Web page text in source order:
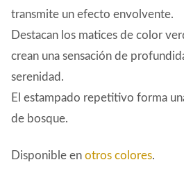
transmite un efecto envolvente.
Destacan los matices de color
crean una sensación de
serenidad.
El estampado repetitivo forma
de bosque.
Disponible en otros colores.